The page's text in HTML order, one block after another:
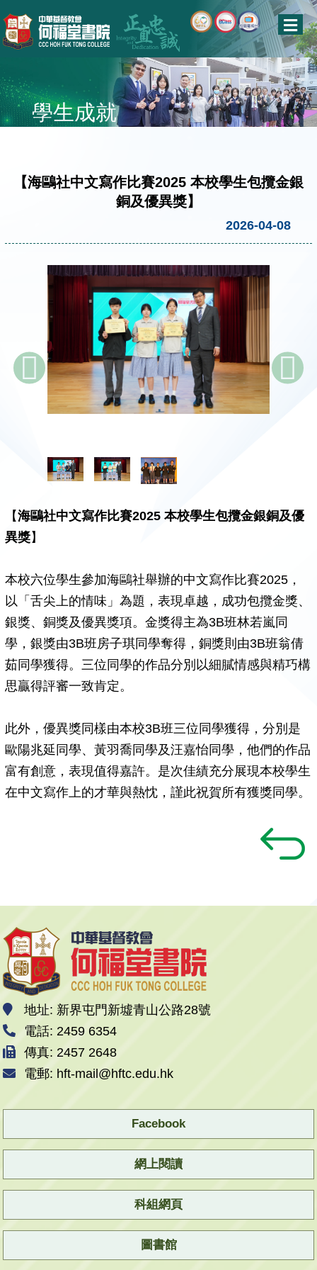
學生成就
【海鷗社中文寫作比賽2025 本校學生包攬金銀
銅及優異獎】
2026-04-08
【海鷗社中文寫作比賽2025 本校學生包攬金銀銅及優
異獎】
本校六位學生參加海鷗社舉辦的中文寫作比賽2025，
以「舌尖上的情味」為題，表現卓越，成功包攬金獎、
銀獎、銅獎及優異獎項。金獎得主為3B班林若嵐同
學，銀獎由3B班房子琪同學奪得，銅獎則由3B班翁倩
茹同學獲得。三位同學的作品分別以細膩情感與精巧構
思贏得評審一致肯定。
此外，優異獎同樣由本校3B班三位同學獲得，分別是
歐陽兆延同學、黃羽喬同學及汪嘉怡同學，他們的作品
富有創意，表現值得嘉許。是次佳績充分展現本校學生
在中文寫作上的才華與熱忱，謹此祝賀所有獲獎同學。
地址: 新界屯門新墟青山公路28號
電話: 2459 6354
傳真: 2457 2648
電郵: hft-mail@hftc.edu.hk
Facebook
網上閱讀
科組網頁
圖書館